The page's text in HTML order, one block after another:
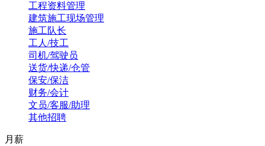
工程资料管理
建筑施工现场管理
施工队长
工人/技工
司机/驾驶员
送货/快递/仓管
保安/保洁
财务/会计
文员/客服/助理
其他招聘
月薪